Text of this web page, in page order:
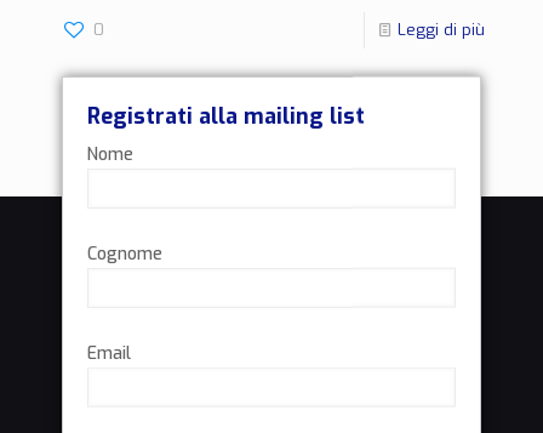
0 Leggi di più
Registrati alla mailing list
Nome
Cognome
Email